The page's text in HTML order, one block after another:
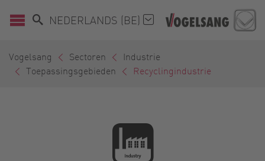
NEDERLANDS (BE)
Vogelsang Sectoren
Industrie
Toepassingsgebieden
Recyclingindustrie